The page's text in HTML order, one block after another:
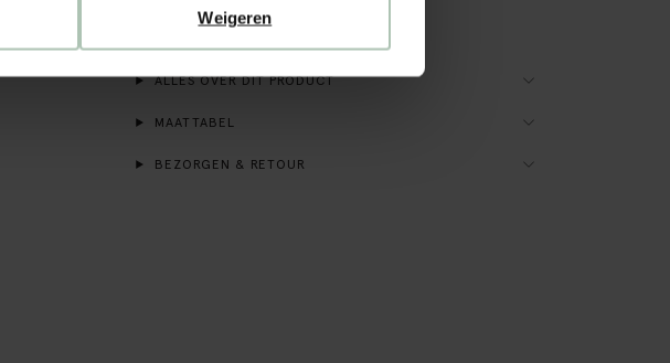
Weigeren
100% staal.
ALLES OVER DIT PRODUCT
MAATTABEL
BEZORGEN & RETOUR